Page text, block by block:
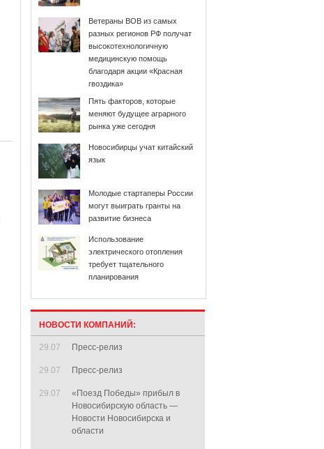
Ветераны ВОВ из самых
разных регионов РФ получат
высокотехнологичную
медицинскую помощь
благодаря акции «Красная
гвоздика»
Пять факторов, которые
меняют будущее аграрного
рынка уже сегодня
Новосибирцы учат китайский
язык
Молодые стартаперы России
могут выиграть гранты на
развитие бизнеса
Использование
электрического отопления
требует тщательного
планирования
НОВОСТИ КОМПАНИЙ:
29.07 Пресс-релиз
29.07 Пресс-релиз
29.07
«Поезд Победы» прибыл в
Новосибирскую область —
Новости Новосибирска и
области